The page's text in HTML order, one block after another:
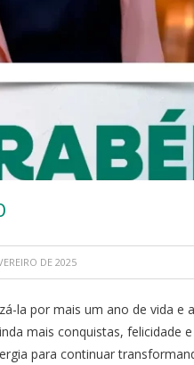
DE 2025
la por mais um ano de vida e
mais conquistas, felicidade
para continuar